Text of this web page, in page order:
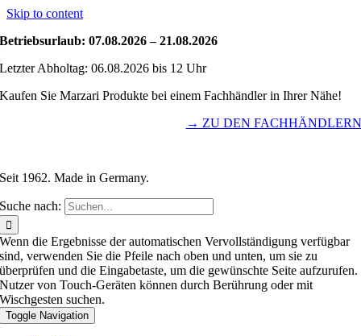
Skip to content
Betriebsurlaub: 07.08.2026 – 21.08.2026
Letzter Abholtag: 06.08.2026 bis 12 Uhr
Kaufen Sie Marzari Produkte bei einem Fachhändler in Ihrer Nähe!
→ ZU DEN FACHHÄNDLERN
Seit 1962. Made in Germany.
Suche nach:
Wenn die Ergebnisse der automatischen Vervollständigung verfügbar
sind, verwenden Sie die Pfeile nach oben und unten, um sie zu
überprüfen und die Eingabetaste, um die gewünschte Seite aufzurufen.
Nutzer von Touch-Geräten können durch Berührung oder mit
Wischgesten suchen.
Toggle Navigation